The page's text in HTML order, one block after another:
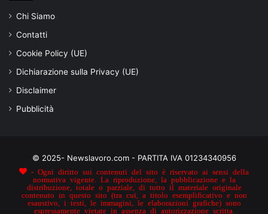
Chi Siamo
Contatti
Cookie Policy (UE)
Dichiarazione sulla Privacy (UE)
Disclaimer
Pubblicità
© 2025- Newslavoro.com - PARTITA IVA 01234340956
- Ogni diritto sui contenuti del sito è riservato ai sensi della
normativa vigente. La riproduzione, la pubblicazione e la
distribuzione, totale o parziale, di tutto il materiale originale
contenuto in questo sito (tra cui, a titolo esemplificativo e non
esaustivo, i testi, le immagini, le elaborazioni grafiche) sono
espressamente vietate in assenza di autorizzazione scritta.